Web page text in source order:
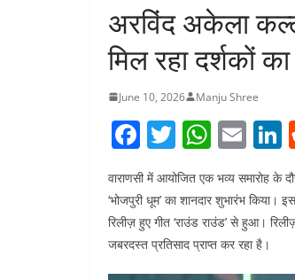
अरविंद अकेला
मिल रहा दर्शकों
June 10, 2026 Manju Shree
F
a
c
e
b
T
w
itt
er
W
at
s
A
E
m
ai
l
n
वाराणसी में आयोजित एक भव्य समारोह के
‘भोजपुरी धूम’ का शानदार शुभारंभ
रिलीज़ हुए गीत ‘राउंड राउंड’ से हुआ।
जबरदस्त प्रतिसाद प्राप्त कर रहा है।